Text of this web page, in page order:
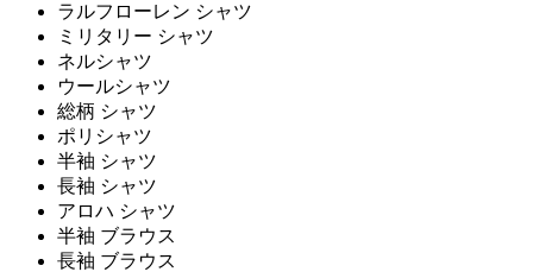
ラルフローレン シャツ
ミリタリー シャツ
ネルシャツ
ウールシャツ
総柄 シャツ
ポリシャツ
半袖 シャツ
長袖 シャツ
アロハ シャツ
半袖 ブラウス
長袖 ブラウス